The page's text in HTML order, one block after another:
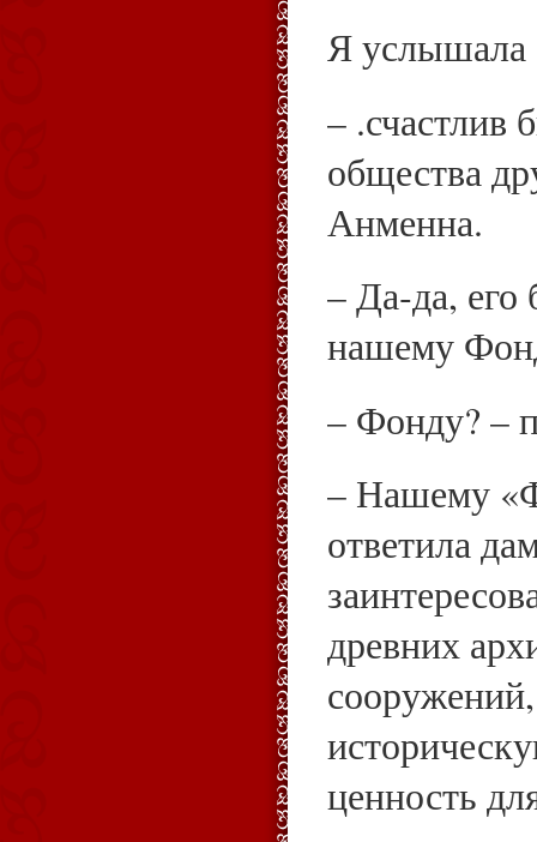
Я услышала
– .счастлив
общества
Анменна.
– Да‑да, его
нашему
– Фонду? –
– Нашему
ответила
древних
ценность